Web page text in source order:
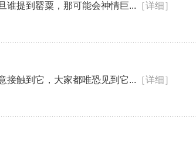
谁提到罂粟，那可能会神情巨... ［详细］
接触到它，大家都唯恐见到它... ［详细］